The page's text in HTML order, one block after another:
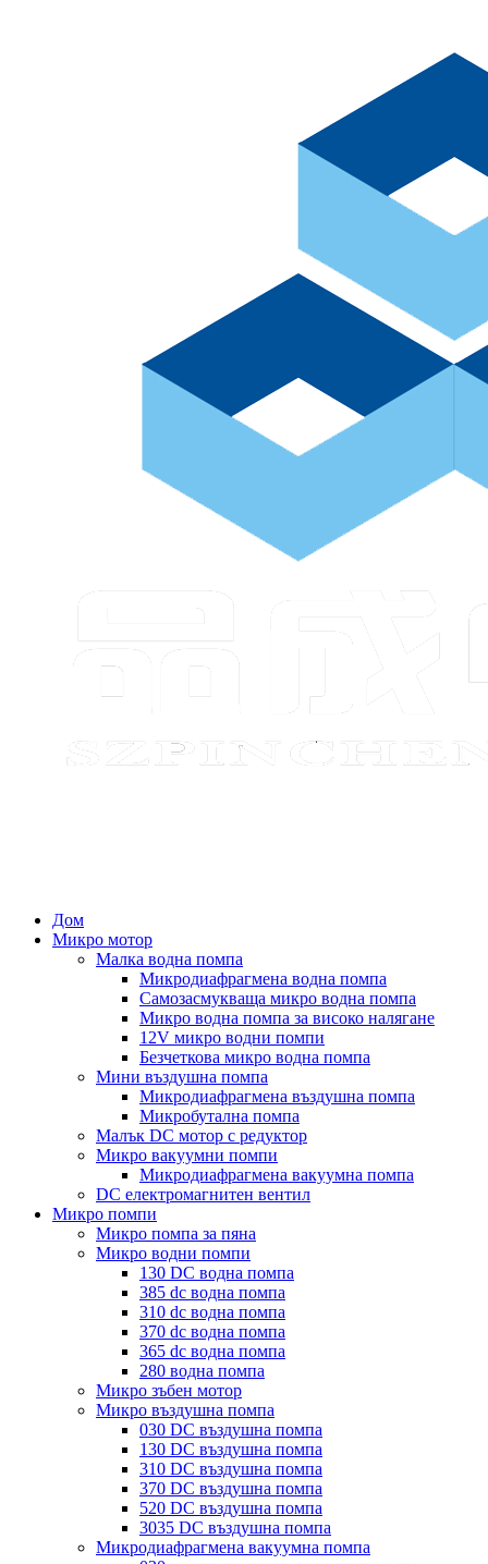
Дом
Микро мотор
Малка водна помпа
Микродиафрагмена водна помпа
Самозасмукваща микро водна помпа
Микро водна помпа за високо налягане
12V микро водни помпи
Безчеткова микро водна помпа
Мини въздушна помпа
Микродиафрагмена въздушна помпа
Микробутална помпа
Малък DC мотор с редуктор
Микро вакуумни помпи
Микродиафрагмена вакуумна помпа
DC електромагнитен вентил
Микро помпи
Микро помпа за пяна
Микро водни помпи
130 DC водна помпа
385 dc водна помпа
310 dc водна помпа
370 dc водна помпа
365 dc водна помпа
280 водна помпа
Микро зъбен мотор
Микро въздушна помпа
030 DC въздушна помпа
130 DC въздушна помпа
310 DC въздушна помпа
370 DC въздушна помпа
520 DC въздушна помпа
3035 DC въздушна помпа
Микродиафрагмена вакуумна помпа